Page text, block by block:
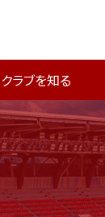
クラブを知る